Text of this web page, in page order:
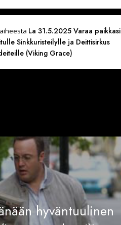
aiheesta La 31.5.2025 Varaa paikkasi
Sinkkuristeilylle ja Deittisirkus
(Viking Grace)
hyväntuulinen